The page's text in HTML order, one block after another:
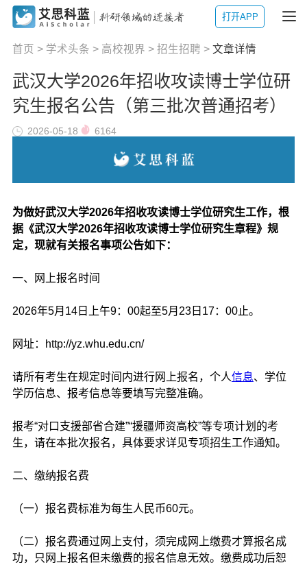
打开APP
首页 > 学术头条 > 高校视界 > 招生招聘 > 文章详情
武汉大学2026年招收攻读博士学位研
究生报名公告（第三批次普通招考）
2026-05-18 6164
为做好武汉大学2026年招收攻读博士学位研究生工作，根
据《武汉大学2026年招收攻读博士学位研究生章程》规
定，现就有关报名事项公告如下：
一、网上报名时间
2026年5月14日上午9：00起至5月23日17：00止。
网址：http://yz.whu.edu.cn/
请所有考生在规定时间内进行网上报名，个人信息、学位
学历信息、报考信息等要填写完整准确。
报考“对口支援部省合建”“援疆师资高校”等专项计划的考
生，请在本批次报名，具体要求详见专项招生工作通知。
二、缴纳报名费
（一）报名费标准为每生人民币60元。
（二）报名费通过网上支付，须完成网上缴费才算报名成
功，只网上报名但未缴费的报名信息无效。缴费成功后恕